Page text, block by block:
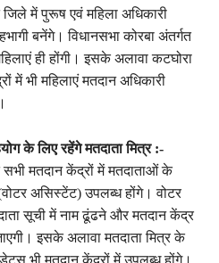
जिले में पुरूष एवं महिला अधिकारी
बनेंगे। विधानसभा कोरबा अंतर्गत
ही होंगी। इसके अलावा कटघोरा
में भी महिलाएं मतदान अधिकारी
के लिए रहेंगे मतदाता मित्र :-
सभी मतदान केंद्रों में मतदाताओं के
असिस्टेंट) उपलब्ध होंगे। वोटर
सूची में नाम ढूंढने और मतदान केंद्र
इसके अलावा मतदाता मित्र के
भी मतदान केंद्रों में उपलब्ध होंगे।